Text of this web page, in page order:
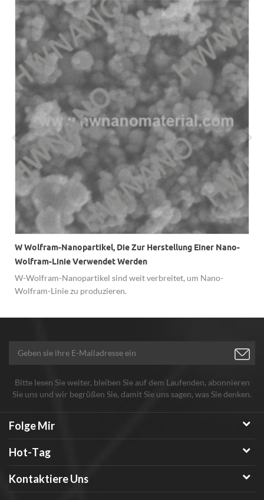
W Wolfram-Nanopartikel, Die Zur Herstellung Einer Nano-
Wolfram-Linie Verwendet Werden
W-Wolfram-Nanopartikel sind weit verbreitet, um Nano-
Wolfram-Linie zu produzieren.
Bitte lesen Sie weiter, bleiben Sie auf dem Laufenden, abonnieren
Sie uns und wir begrüßen Sie, damit Sie uns sagen, was Sie denken.
Folge Mir
Hot-Tag
Kontaktiere Uns